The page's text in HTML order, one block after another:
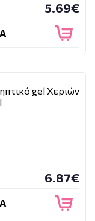
5.69€
gel Χεριών
6.87€